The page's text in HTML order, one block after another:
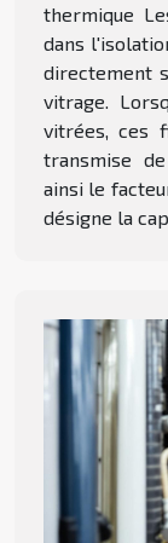
thermique
dans
directement
vitrage.
vitrées, ces
transmise
ainsi le
désigne la